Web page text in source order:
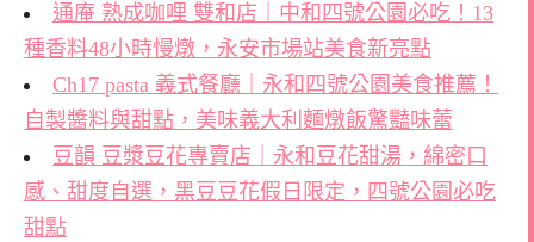
通庵 熟成咖哩 雙和店｜中和四號公園必吃！13
種香料48小時慢燉，永安市場站美食新亮點
Ch17 pasta 義式餐廳｜永和四號公園美食推薦！
自製醬料與甜點，美味義大利麵燉飯驚豔味蕾
豆韻 豆漿豆花專賣店｜永和豆花甜湯，綿密口
感、甜度自選，黑豆豆花假日限定，四號公園必吃
甜點